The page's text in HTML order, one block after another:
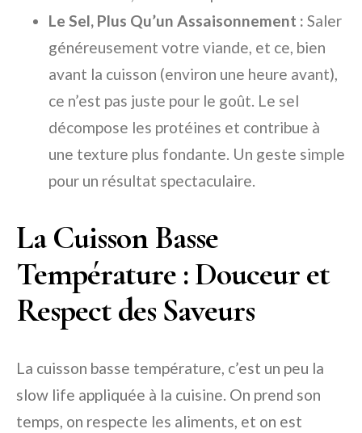
Le Sel, Plus Qu’un Assaisonnement : Saler
généreusement votre viande, et ce, bien
avant la cuisson (environ une heure avant),
ce n’est pas juste pour le goût. Le sel
décompose les protéines et contribue à
une texture plus fondante. Un geste simple
pour un résultat spectaculaire.
La Cuisson Basse
Température : Douceur et
Respect des Saveurs
La cuisson basse température, c’est un peu la
slow life appliquée à la cuisine. On prend son
temps, on respecte les aliments, et on est